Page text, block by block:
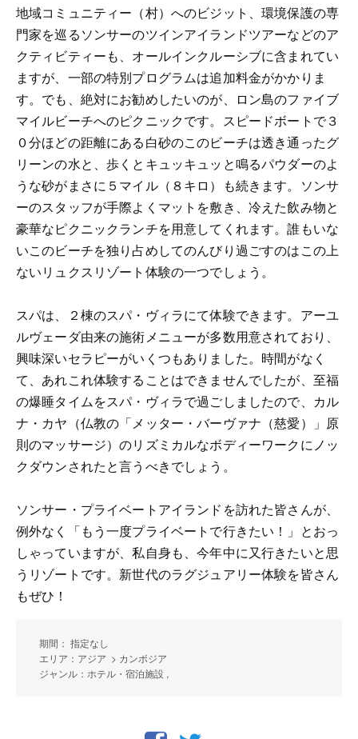
地域コミュニティー（村）へのビジット、環境保護の専
門家を巡るソンサーのツインアイランドツアーなどのア
クティビティーも、オールインクルーシブに含まれてい
ますが、一部の特別プログラムは追加料金がかかりま
す。でも、絶対にお勧めしたいのが、ロン島のファイブ
マイルビーチへのピクニックです。スピードボートで３
０分ほどの距離にある白砂のこのビーチは透き通ったグ
リーンの水と、歩くとキュッキュッと鳴るパウダーのよ
うな砂がまさに５マイル（８キロ）も続きます。ソンサ
ーのスタッフが手際よくマットを敷き、冷えた飲み物と
豪華なピクニックランチを用意してくれます。誰もいな
いこのビーチを独り占めしてのんびり過ごすのはこの上
ないリュクスリゾート体験の一つでしょう。
スパは、２棟のスパ・ヴィラにて体験できます。アーユ
ルヴェーダ由来の施術メニューが多数用意されており、
興味深いセラピーがいくつもありました。時間がなく
て、あれこれ体験することはできませんでしたが、至福
の爆睡タイムをスパ・ヴィラで過ごしましたので、カル
ナ・カヤ（仏教の「メッター・バーヴァナ（慈愛）」原
則のマッサージ）のリズミカルなボディーワークにノッ
クダウンされたと言うべきでしょう。
ソンサー・プライベートアイランドを訪れた皆さんが、
例外なく「もう一度プライベートで行きたい！」とおっ
しゃっていますが、私自身も、今年中に又行きたいと思
うリゾートです。新世代のラグジュアリー体験を皆さん
もぜひ！
期間： 指定なし
エリア：アジア > カンボジア
ジャンル：ホテル・宿泊施設 ,